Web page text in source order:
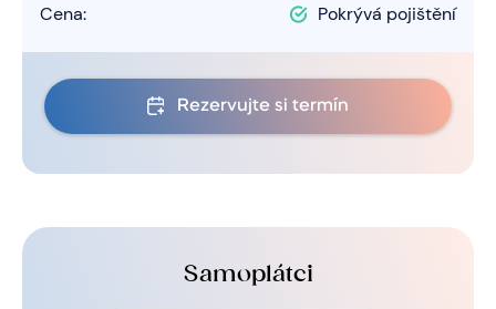
Cena:
Pokrývá pojištění
Rezervujte si termín
Samoplátci